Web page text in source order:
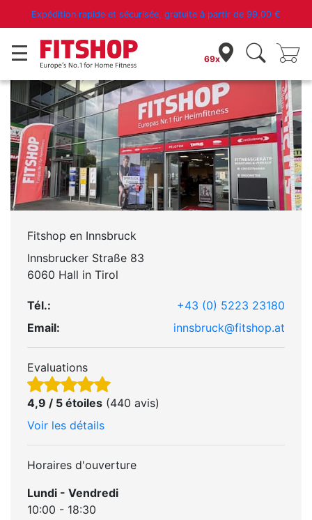
Expédition rapide et sécurisée, gratuite à partir de 99,00 €
69x
Magasins
Fitshop en Innsbruck
Innsbrucker Straße 83
6060 Hall in Tirol
Tél.:
+43 (0) 5223 23180
Email:
innsbruck@fitshop.at
Evaluations
4,9 / 5 étoiles (440 avis)
Voir les détails
Horaires d'ouverture
Lundi - Vendredi
10:00 - 18:30